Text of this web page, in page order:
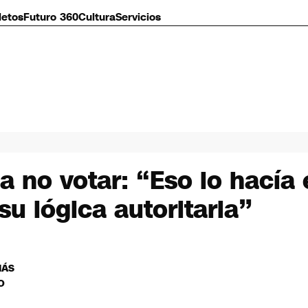
Futuro 360CulturaServicios
no votar: “Eso lo
lógica autoritaria”